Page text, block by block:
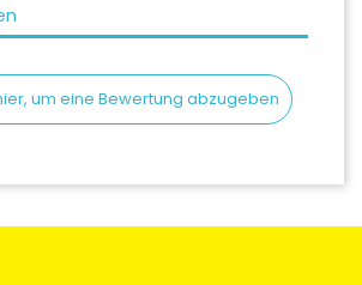
um eine Bewertung abzugeben